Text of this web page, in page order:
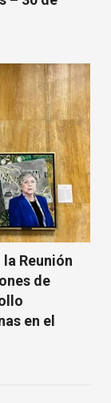
Reunión
de
en el